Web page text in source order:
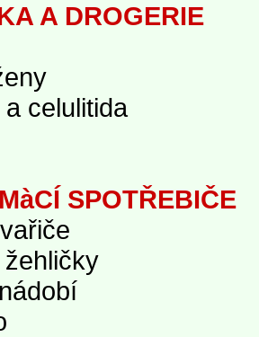
A DROGERIE
celulitida
SPOTŘEBIČE